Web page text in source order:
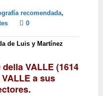
recomendada,
0
de Luis y Martínez
VALLE (1614
a sus